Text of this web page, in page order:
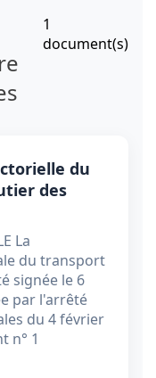
1
document(s)
du
des
La
du transport
signée le 6
par l'arrêté
du 4 février
n° 1